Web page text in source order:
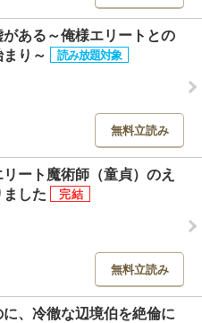
ある～俺様エリートとの
り～
無料立読み
ート魔術師（童貞）のえ
ました
無料立読み
、冷徹な辺境伯を絶倫に